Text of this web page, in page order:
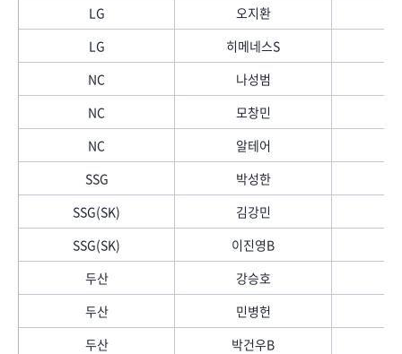
LG
오지환
LG
히메네스S
NC
나성범
NC
모창민
NC
알테어
SSG
박성한
SSG(SK)
김강민
SSG(SK)
이진영B
두산
강승호
두산
민병헌
두산
박건우B